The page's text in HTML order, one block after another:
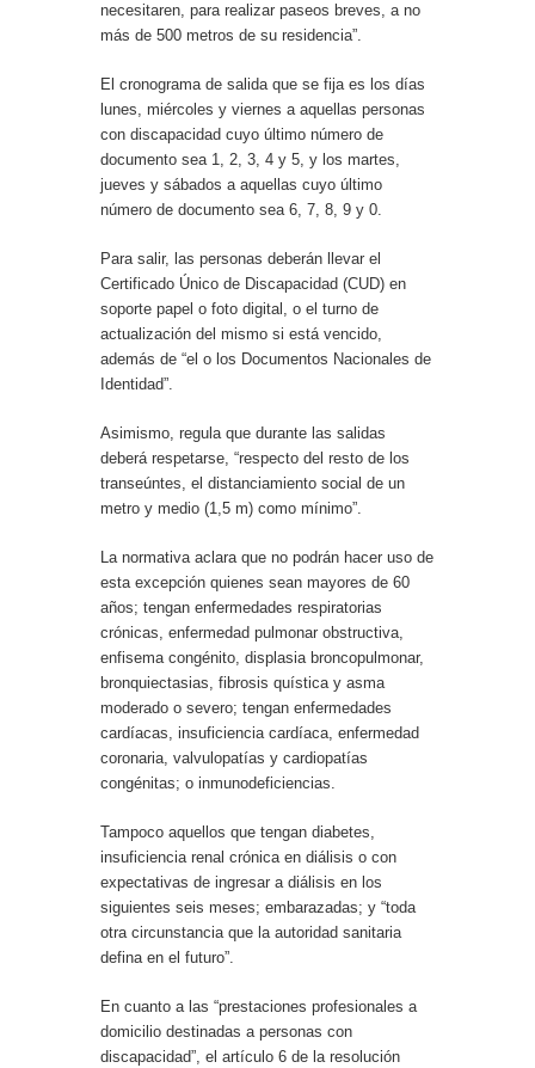
necesitaren, para realizar paseos breves, a no
más de 500 metros de su residencia”.
El cronograma de salida que se fija es los días
lunes, miércoles y viernes a aquellas personas
con discapacidad cuyo último número de
documento sea 1, 2, 3, 4 y 5, y los martes,
jueves y sábados a aquellas cuyo último
número de documento sea 6, 7, 8, 9 y 0.
Para salir, las personas deberán llevar el
Certificado Único de Discapacidad (CUD) en
soporte papel o foto digital, o el turno de
actualización del mismo si está vencido,
además de “el o los Documentos Nacionales de
Identidad”.
Asimismo, regula que durante las salidas
deberá respetarse, “respecto del resto de los
transeúntes, el distanciamiento social de un
metro y medio (1,5 m) como mínimo”.
La normativa aclara que no podrán hacer uso de
esta excepción quienes sean mayores de 60
años; tengan enfermedades respiratorias
crónicas, enfermedad pulmonar obstructiva,
enfisema congénito, displasia broncopulmonar,
bronquiectasias, fibrosis quística y asma
moderado o severo; tengan enfermedades
cardíacas, insuficiencia cardíaca, enfermedad
coronaria, valvulopatías y cardiopatías
congénitas; o inmunodeficiencias.
Tampoco aquellos que tengan diabetes,
insuficiencia renal crónica en diálisis o con
expectativas de ingresar a diálisis en los
siguientes seis meses; embarazadas; y “toda
otra circunstancia que la autoridad sanitaria
defina en el futuro”.
En cuanto a las “prestaciones profesionales a
domicilio destinadas a personas con
discapacidad”, el artículo 6 de la resolución